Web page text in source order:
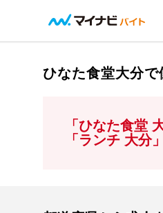
ひなた食堂大分
「ひなた食堂
「ランチ 大分